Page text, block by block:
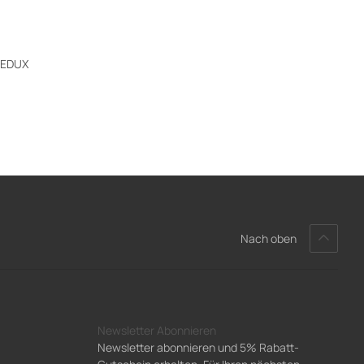
Nach oben
Newsletter Abonnieren
Newsletter abonnieren und 5% Rabatt-